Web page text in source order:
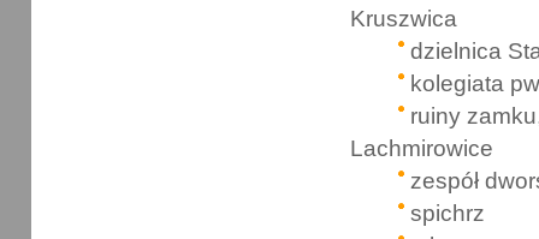
Kruszwica
dzielnica
kolegiata
ruiny
Lachmirowice
zespół
spichrz